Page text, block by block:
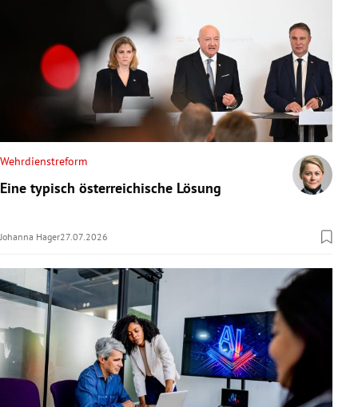
Wehrdienstreform
Eine typisch österreichische Lösung
Johanna Hager27.07.2026